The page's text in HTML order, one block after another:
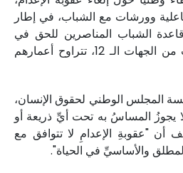
وورشات مع الشباب، في إطار
الشباب المناصرين للحق في
الحياة، شارك فيها شباب من الجهات الـ 12، تتراوح أعمارهم
المجلس الوطني لحقوق الإنسان،
يجوزُ المساسُ به تحت أيِّ ذريعة أو
أن "عقوبةِ الإعدامِ لا تتوافق مع
والأساسيِّ في الحياة".